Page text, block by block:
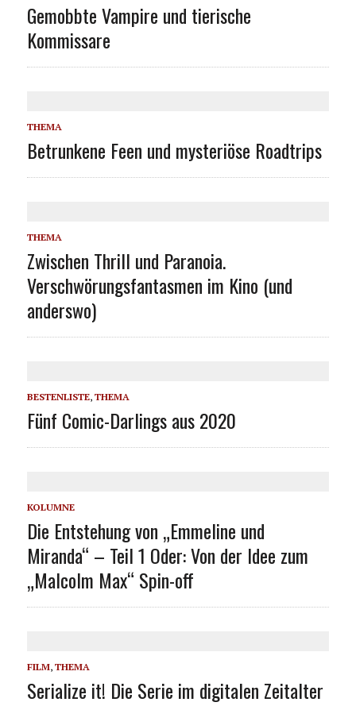
Gemobbte Vampire und tierische
Kommissare
THEMA
Betrunkene Feen und mysteriöse Roadtrips
THEMA
Zwischen Thrill und Paranoia.
Verschwörungsfantasmen im Kino (und
anderswo)
BESTENLISTE, THEMA
Fünf Comic-Darlings aus 2020
KOLUMNE
Die Entstehung von „Emmeline und
Miranda“ – Teil 1 Oder: Von der Idee zum
„Malcolm Max“ Spin-off
FILM, THEMA
Serialize it! Die Serie im digitalen Zeitalter